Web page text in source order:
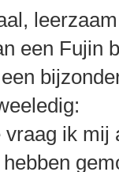
een Fujin
vraag ik mij